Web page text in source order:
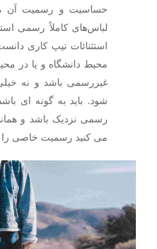
حساسیت و رسمیت آن
لباس‌های کاملاً رسمی
استثنائات تیپ کاری
محیط دانشگاه و یا در
غیررسمی باشد و نه
شود. باید به گونه ای
رسمی نزدیک باشد و
می کنید رسمیت خاصی را